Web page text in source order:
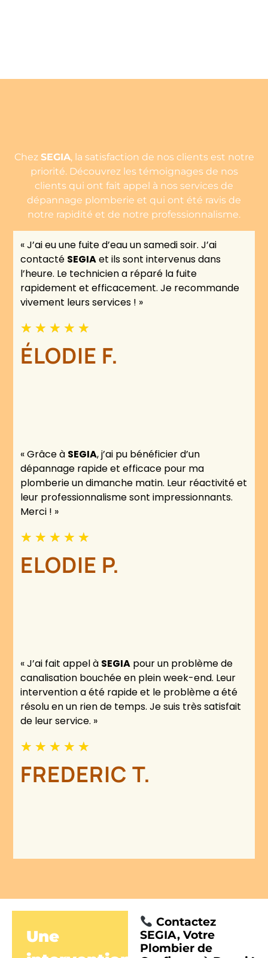
Chez SEGIA, la satisfaction de nos clients est notre
priorité. Découvrez les témoignages de nos
clients qui ont fait appel à nos services de
dépannage plomberie et qui ont été ravis de
notre rapidité et de notre professionnalisme.
« J’ai eu une fuite d’eau un samedi soir. J’ai
contacté SEGIAet ils sont intervenus dans
l’heure. Le technicien a réparé la fuite
rapidement et efficacement. Je recommande
vivement leurs services ! »
★ ★ ★ ★ ★
ÉLODIE F.
« Grâce à SEGIA, j’ai pu bénéficier d’un
dépannage rapide et efficace pour ma
plomberie un dimanche matin. Leur réactivité et
leur professionnalisme sont impressionnants.
Merci ! »
★ ★ ★ ★ ★
ELODIE P.
« J’ai fait appel à SEGIA pour un problème de
canalisation bouchée en plein week-end. Leur
intervention a été rapide et le problème a été
résolu en un rien de temps. Je suis très satisfait
de leur service. »
★ ★ ★ ★ ★
FREDERIC T.
Une
Contactez
SEGIA, Votre
Plombier de